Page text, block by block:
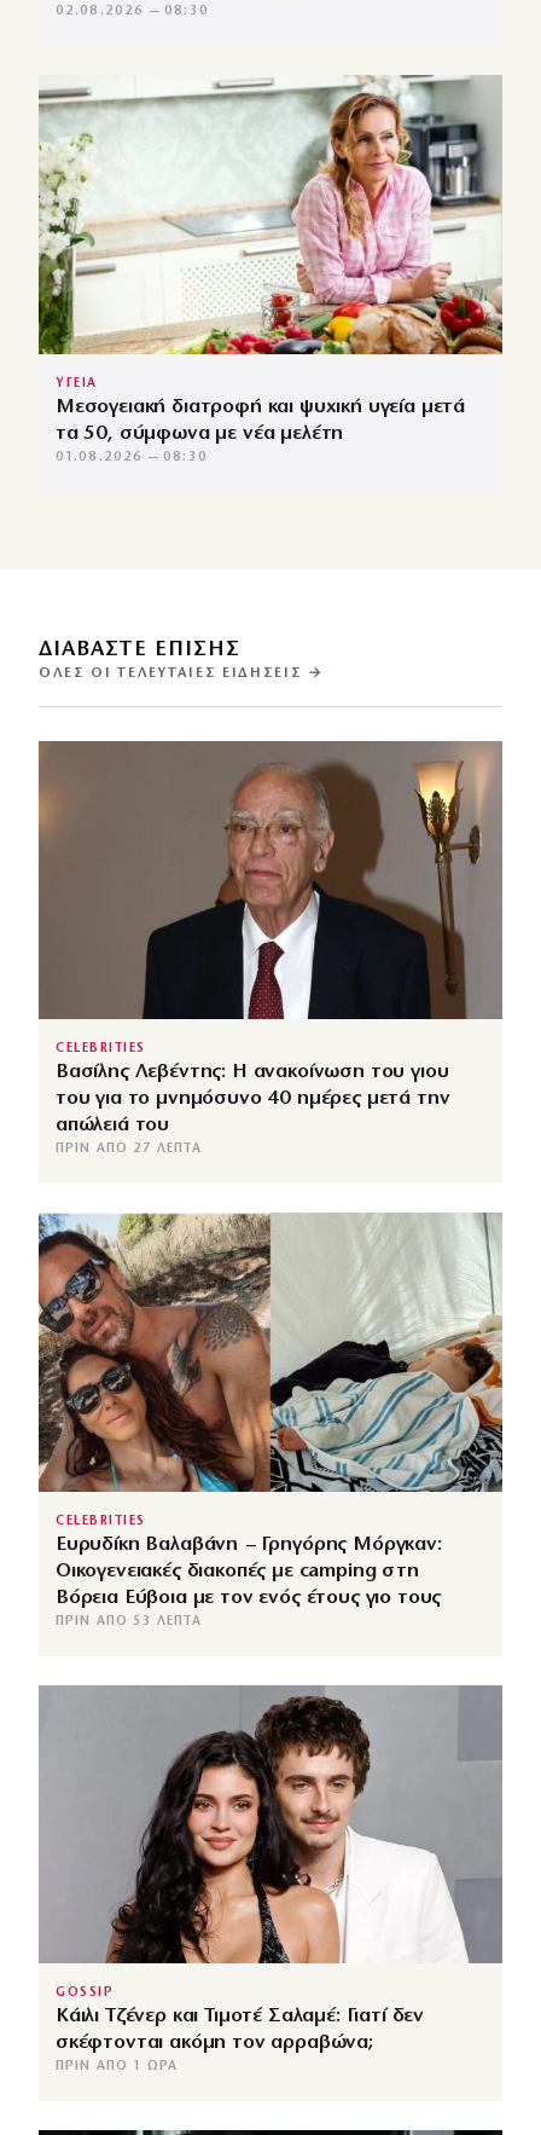
02.08.2026 — 08:30
ΥΓΕΙΑ
Μεσογειακή διατροφή και ψυχική υγεία μετά
τα 50, σύμφωνα με νέα μελέτη
01.08.2026 — 08:30
ΔΙΑΒΑΣΤΕ ΕΠΙΣΗΣ
ΌΛΕΣ ΟΙ ΤΕΛΕΥΤΑΊΕΣ ΕΙΔΉΣΕΙΣ →
CELEBRITIES
Βασίλης Λεβέντης: Η ανακοίνωση του γιου
του για το μνημόσυνο 40 ημέρες μετά την
απώλειά του
ΠΡΙΝ ΑΠΌ 27 ΛΕΠΤΆ
CELEBRITIES
Ευρυδίκη Βαλαβάνη – Γρηγόρης Μόργκαν:
Οικογενειακές διακοπές με camping στη
Βόρεια Εύβοια με τον ενός έτους γιο τους
ΠΡΙΝ ΑΠΌ 53 ΛΕΠΤΆ
GOSSIP
Κάιλι Τζένερ και Τιμοτέ Σαλαμέ: Γιατί δεν
σκέφτονται ακόμη τον αρραβώνα;
ΠΡΙΝ ΑΠΌ 1 ΏΡΑ